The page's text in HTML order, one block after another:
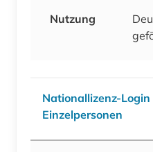
Nutzung
Nationallizenz-
Einzelpersonen